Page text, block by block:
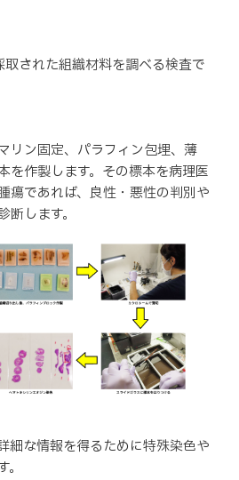
された組織材料を調べる検査で
リン固定、パラフィン包埋、薄
を作製します。その標本を病理医
瘍であれば、良性・悪性の判別や
します。
細な情報を得るために特殊染色や